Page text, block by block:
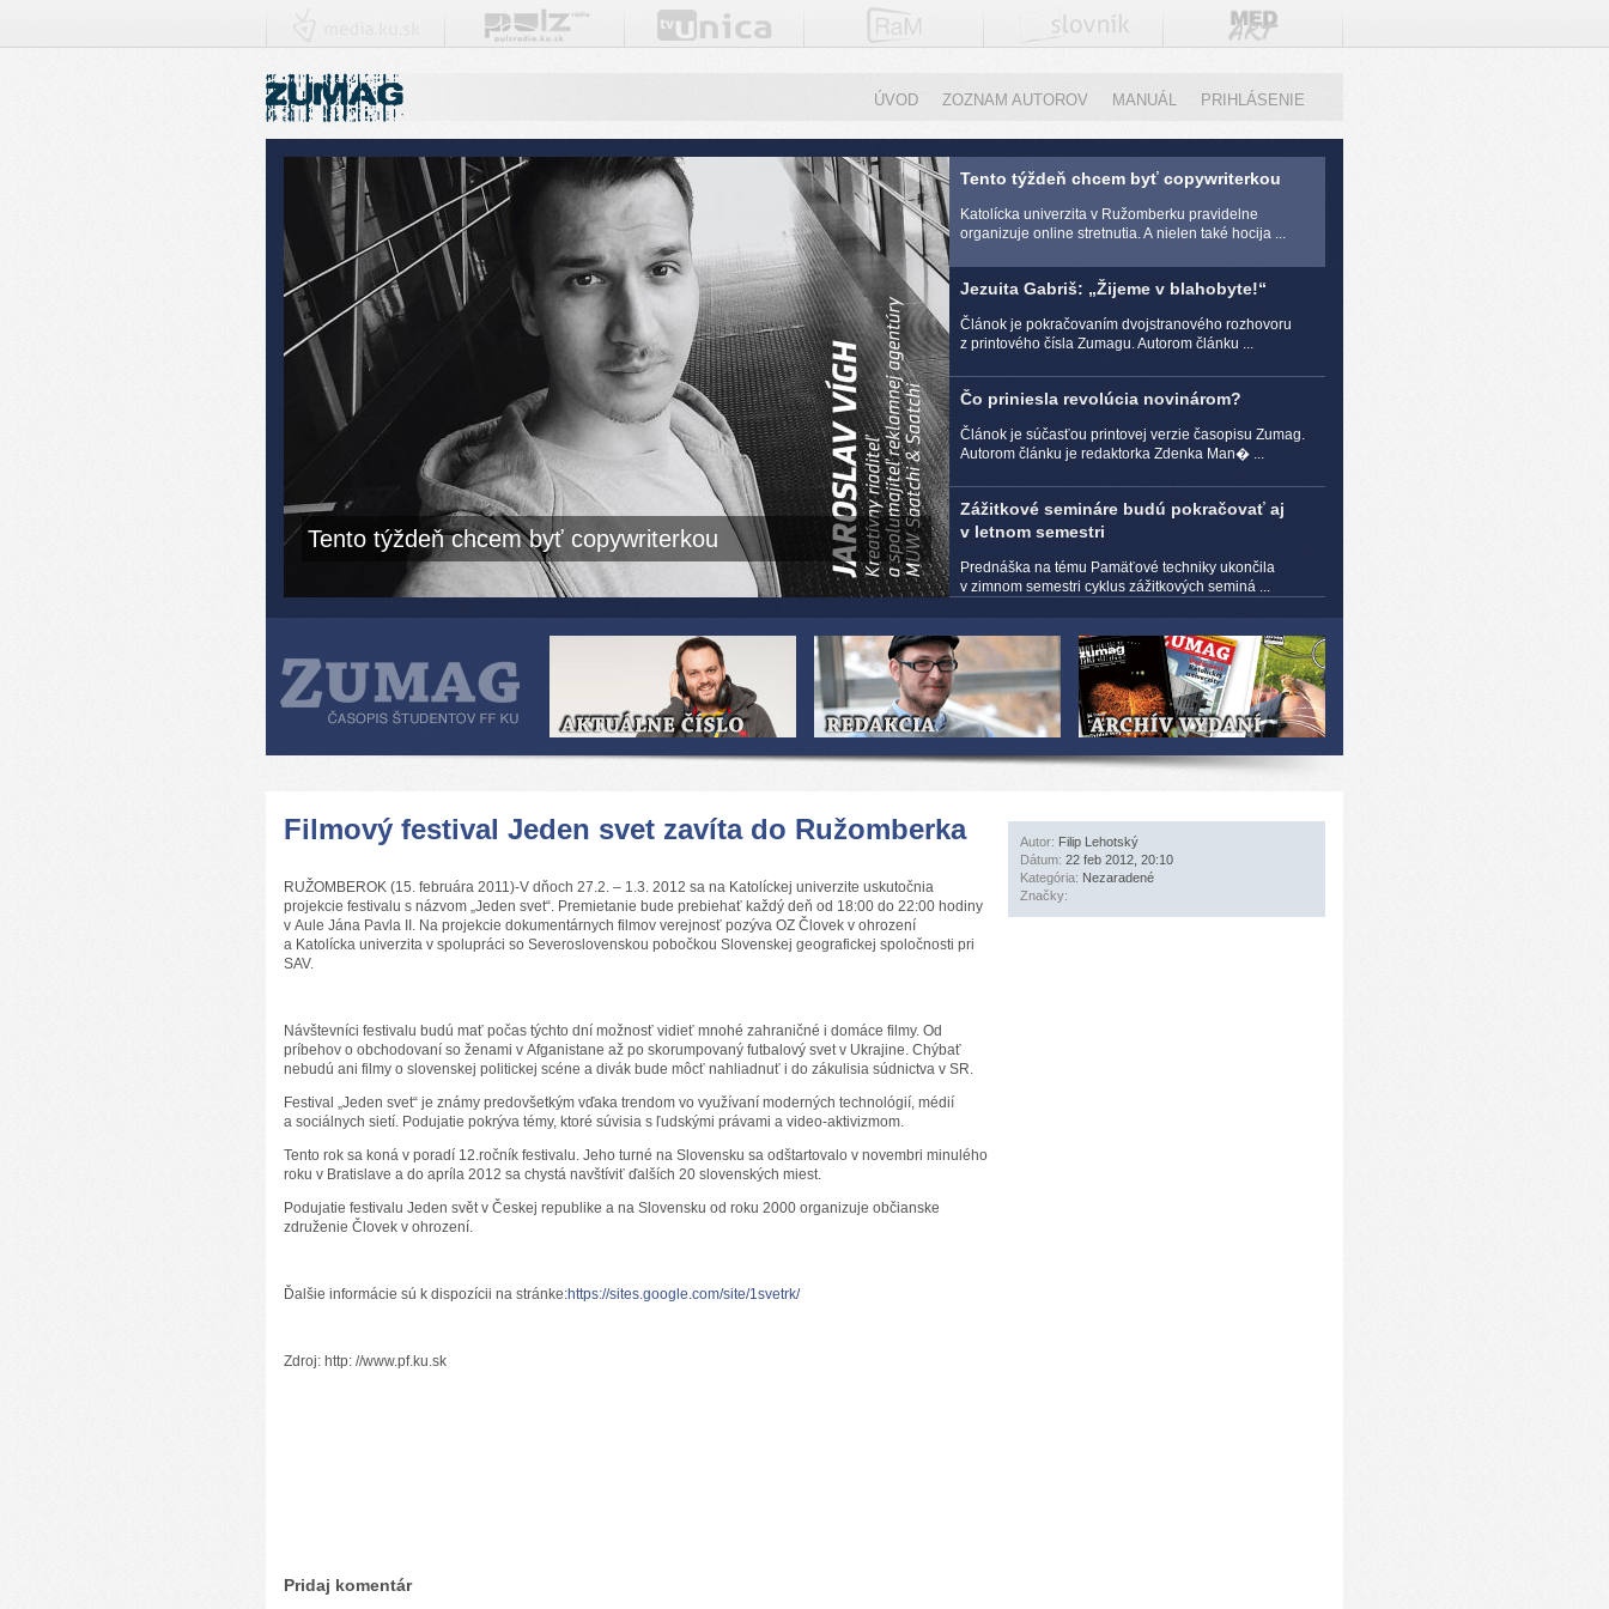
ÚVOD ZOZNAM AUTOROV MANUÁL PRIHLÁSENIE
Tento týždeň chcem byť copywriterkou
Tento týždeň chcem byť copywriterkou
Katolícka univerzita v Ružomberku pravidelne
organizuje online stretnutia. A nielen také hocija ...
Jezuita Gabriš: „Žijeme v blahobyte!“
Článok je pokračovaním dvojstranového rozhovoru
z printového čísla Zumagu. Autorom článku ...
Čo priniesla revolúcia novinárom?
Článok je súčasťou printovej verzie časopisu Zumag.
Autorom článku je redaktorka Zdenka Man� ...
Zážitkové semináre budú pokračovať aj
v letnom semestri
Prednáška na tému Pamäťové techniky ukončila
v zimnom semestri cyklus zážitkových seminá ...
Filmový festival Jeden svet zavíta do Ružomberka
RUŽOMBEROK (15. februára 2011)-V dňoch 27.2. – 1.3. 2012 sa na Katolíckej univerzite uskutočnia
projekcie festivalu s názvom „Jeden svet“. Premietanie bude prebiehať každý deň od 18:00 do 22:00 hodiny
v Aule Jána Pavla II. Na projekcie dokumentárnych filmov verejnosť pozýva OZ Človek v ohrození
a Katolícka univerzita v spolupráci so Severoslovenskou pobočkou Slovenskej geografickej spoločnosti pri
SAV.
Návštevníci festivalu budú mať počas týchto dní možnosť vidieť mnohé zahraničné i domáce filmy. Od
príbehov o obchodovaní so ženami v Afganistane až po skorumpovaný futbalový svet v Ukrajine. Chýbať
nebudú ani filmy o slovenskej politickej scéne a divák bude môcť nahliadnuť i do zákulisia súdnictva v SR.
Festival „Jeden svet“ je známy predovšetkým vďaka trendom vo využívaní moderných technológií, médií
a sociálnych sietí. Podujatie pokrýva témy, ktoré súvisia s ľudskými právami a video-aktivizmom.
Tento rok sa koná v poradí 12.ročník festivalu. Jeho turné na Slovensku sa odštartovalo v novembri minulého
roku v Bratislave a do apríla 2012 sa chystá navštíviť ďalších 20 slovenských miest.
Podujatie festivalu Jeden svět v Českej republike a na Slovensku od roku 2000 organizuje občianske
združenie Človek v ohrození.
Ďalšie informácie sú k dispozícii na stránke:https://sites.google.com/site/1svetrk/
Zdroj: http: //www.pf.ku.sk
Pridaj komentár
Autor: Filip Lehotský
Dátum: 22 feb 2012, 20:10
Kategória: Nezaradené
Značky: